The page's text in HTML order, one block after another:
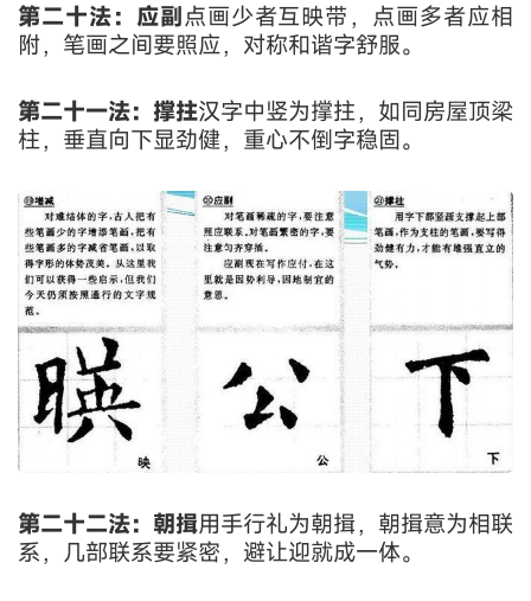
第二十法：应副点画少者互映带，点画多者应相
附，笔画之间要照应，对称和谐字舒服。
第二十一法：撑拄汉字中竖为撑拄，如同房屋顶梁
柱，垂直向下显劲健，重心不倒字稳固。
第二十二法：朝揖用手行礼为朝揖，朝揖意为相联
系，几部联系要紧密，避让迎就成一体。